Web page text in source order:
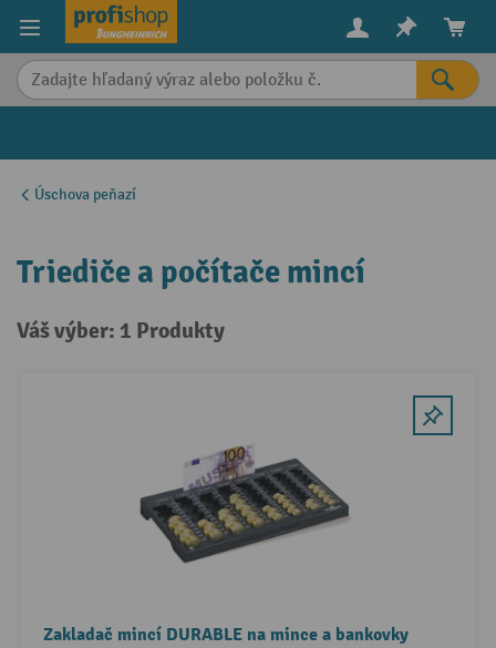
content
Úschova peňazí
Triediče a počítače mincí
Váš výber: 1 Produkty
Zakladač mincí DURABLE na mince a bankovky